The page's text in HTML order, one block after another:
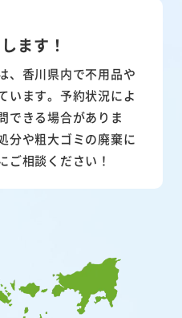
ます！
、香川県内で不用品や
います。予約状況によ
できる場合がありま
分や粗大ゴミの廃棄に
ご相談ください！